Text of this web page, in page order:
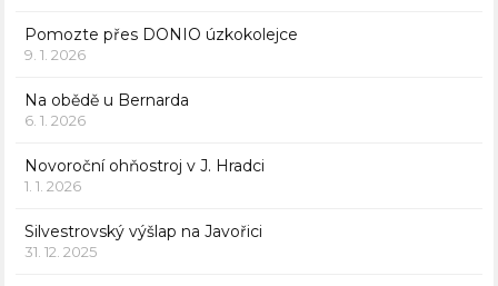
Pomozte přes DONIO úzkokolejce
9. 1. 2026
Na obědě u Bernarda
6. 1. 2026
Novoroční ohňostroj v J. Hradci
1. 1. 2026
Silvestrovský výšlap na Javořici
31. 12. 2025